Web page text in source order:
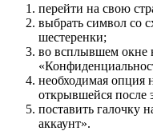
перейти на свою
выбрать символ со
шестеренки;
во всплывшем окне
необходимая опция
открывшейся после
поставить галочку
аккаунт».